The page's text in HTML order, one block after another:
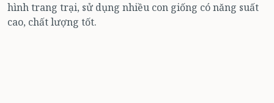
hình trang trại, sử dụng nhiều con giống có năng suất
cao, chất lượng tốt.